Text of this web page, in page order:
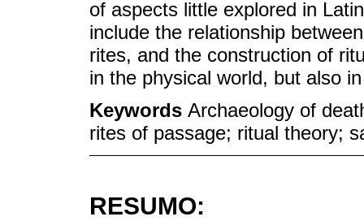
of aspects little explored in
include the relationship
rites, and the construction of
in the physical world, but also
Keywords Archaeology of
rites of passage; ritual theory;
RESUMO: